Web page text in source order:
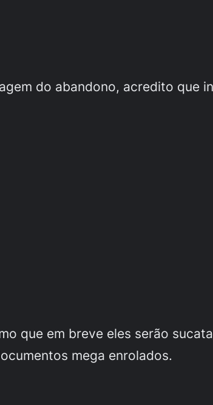
do abandono, acredito que
que em breve eles serão
mega enrolados.